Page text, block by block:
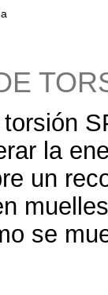
la
un
se